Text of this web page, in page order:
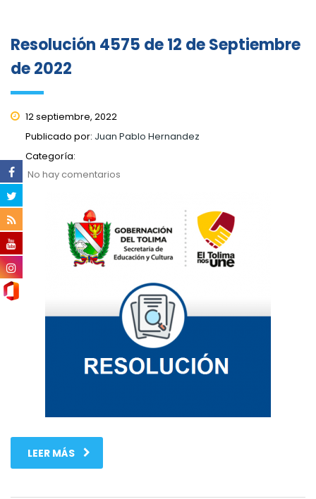
Resolución 4575 de 12 de Septiembre
de 2022
12 septiembre, 2022
Publicado por: Juan Pablo Hernandez
Categoría:
No hay comentarios
LEER MÁS